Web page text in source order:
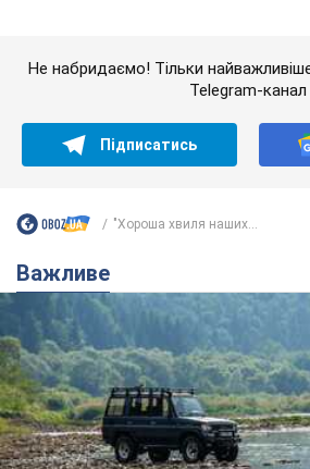
Значні штрафи і спеціальні
проблему джипінгу
Україні не завадить взяти приклад із
8.08.2026 05:10 2,2 т.
На Прикарпатті після
спеки пройшла потужна злива: